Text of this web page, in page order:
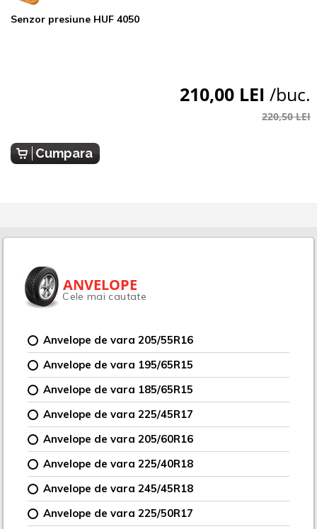
Senzor presiune HUF 4050
210,00 LEI /buc.
220,50 LEI
Cumpara
ANVELOPE
Cele mai cautate
Anvelope de vara 205/55R16
Anvelope de vara 195/65R15
Anvelope de vara 185/65R15
Anvelope de vara 225/45R17
Anvelope de vara 205/60R16
Anvelope de vara 225/40R18
Anvelope de vara 245/45R18
Anvelope de vara 225/50R17